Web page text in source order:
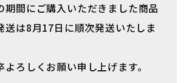
期間にご購入いただきました商品
送は8月17日に順次発送いたしま
よろしくお願い申し上げます。